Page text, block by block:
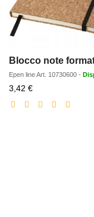
Epen lineArt. 10730600 -
3,42 €Prezzo
scontato